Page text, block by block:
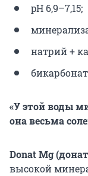
pH 6,9–7,15;
натрий +
«У этой воды
она весьма
Donat Mg
высокой